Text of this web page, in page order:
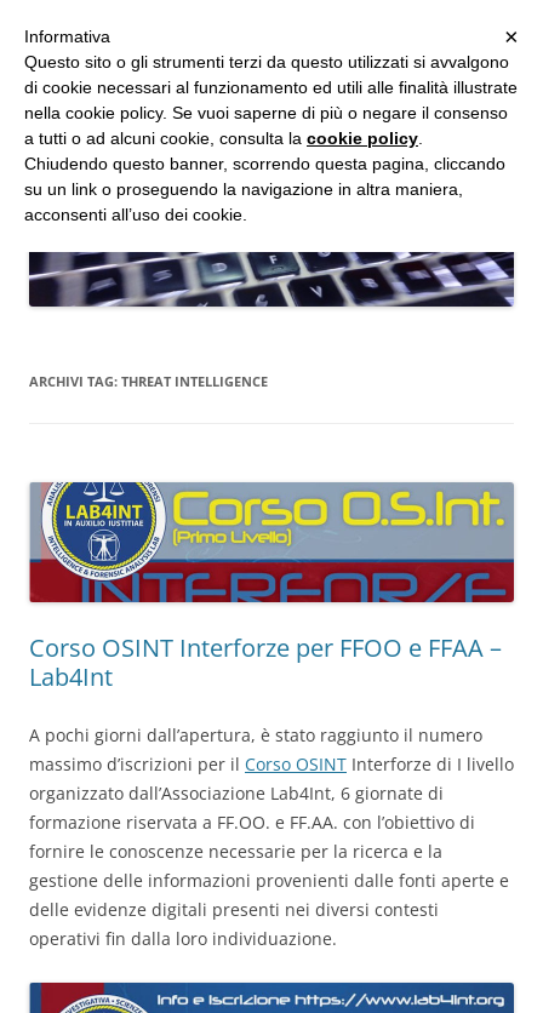
Vai
al
contenuto
Studio d'Informatica Forense
Perizie Informatiche Forensi, CTP e CTU in Processi Civili e Penali
ARCHIVI TAG: THREAT INTELLIGENCE
Corso OSINT Interforze per FFOO e FFAA –
Lab4Int
A pochi giorni dall’apertura, è stato raggiunto il numero
massimo d’iscrizioni per il Corso OSINT Interforze di I livello
organizzato dall’Associazione Lab4Int, 6 giornate di
formazione riservata a FF.OO. e FF.AA. con l’obiettivo di
fornire le conoscenze necessarie per la ricerca e la
gestione delle informazioni provenienti dalle fonti aperte e
delle evidenze digitali presenti nei diversi contesti
operativi fin dalla loro individuazione.
MENU ×
Informativa
Questo sito o gli strumenti terzi da questo utilizzati si avvalgono
di cookie necessari al funzionamento ed utili alle finalità illustrate
nella cookie policy. Se vuoi saperne di più o negare il consenso
a tutti o ad alcuni cookie, consulta la cookie policy
Chiudendo questo banner, scorrendo questa pagina, cliccando
su un link o proseguendo la navigazione in altra maniera,
acconsenti all’uso dei cookie.